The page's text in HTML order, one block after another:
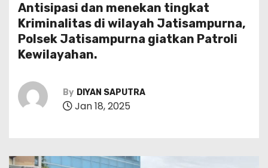
Antisipasi dan menekan tingkat
Kriminalitas di wilayah Jatisampurna,
Polsek Jatisampurna giatkan Patroli
Kewilayahan.
By DIYAN SAPUTRA
Jan 18, 2025